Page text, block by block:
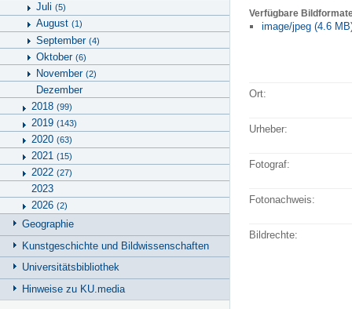
Juli (5)
August (1)
September (4)
Oktober (6)
November (2)
Dezember
2018 (99)
2019 (143)
2020 (63)
2021 (15)
2022 (27)
2023
2026 (2)
Geographie
Kunstgeschichte und Bildwissenschaften
Universitätsbibliothek
Hinweise zu KU.media
Verfügbare
image/jpeg (4.6
Ort:
Urheber:
Fotograf:
Fotonachweis:
Bildrechte: